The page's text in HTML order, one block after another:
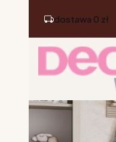
dostawa 0 zł